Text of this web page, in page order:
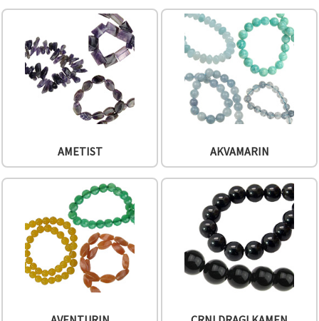
uz pomoć
naših
partnera za
analitiku i
marketing.
"Prihvati
sve!" Ili
preferencije
Postavkama
odabirom
određene
kolačića i
AMETIST AKVAMARIN